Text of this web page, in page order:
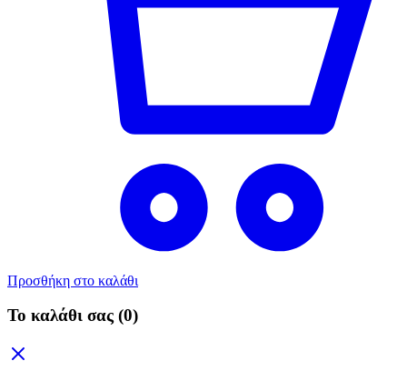
Προσθήκη στο καλάθι
Το καλάθι σας (0)